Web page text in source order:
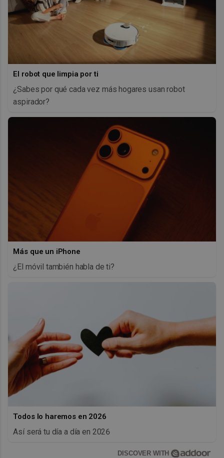
El robot que limpia por ti
¿Sabes por qué cada vez más hogares usan robot
aspirador?
Más que un iPhone
¿El móvil también habla de ti?
Todos lo haremos en 2026
Así será tu día a día en 2026
DISCOVER WITH